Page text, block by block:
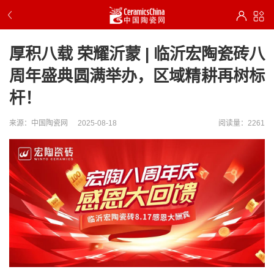
厚积八载 荣耀沂蒙 | 临沂宏陶瓷砖八
周年盛典圆满举办，区域精耕再树标
杆！
来源：中国陶瓷网 2025-08-18 阅读量：2261